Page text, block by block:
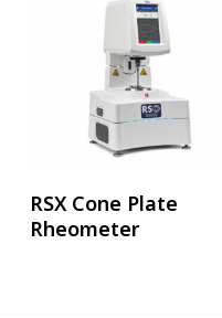
อ่านเพิ่ม
RSX Cone Plate
Rheometer